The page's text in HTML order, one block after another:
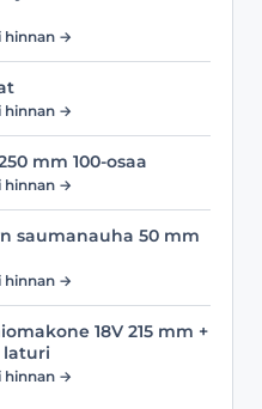
hinnan →
hinnan →
mm 100-osaa
hinnan →
saumanauha 50 mm
hinnan →
18V 215 mm +
laturi
hinnan →